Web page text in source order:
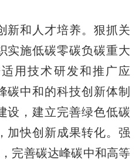
和人才培养。狠抓关
实施低碳零碳负碳重大
用技术研发和推广应
碳中和的科技创新体制
设，建立完善绿色低碳
加快创新成果转化。强
完善碳达峰碳中和高等